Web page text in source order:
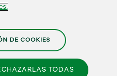
DE COOKIES
TODAS